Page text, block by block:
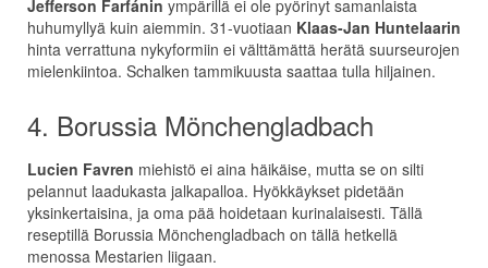
Jefferson Farfánin ympärillä ei ole pyörinyt samanlaista
huhumyllyä kuin aiemmin. 31-vuotiaan Klaas-Jan Huntelaarin
hinta verrattuna nykyformiin ei välttämättä herätä suurseurojen
mielenkiintoa. Schalken tammikuusta saattaa tulla hiljainen.
4. Borussia Mönchengladbach
Lucien Favren miehistö ei aina häikäise, mutta se on silti
pelannut laadukasta jalkapalloa. Hyökkäykset pidetään
yksinkertaisina, ja oma pää hoidetaan kurinalaisesti. Tällä
reseptillä Borussia Mönchengladbach on tällä hetkellä
menossa Mestarien liigaan.